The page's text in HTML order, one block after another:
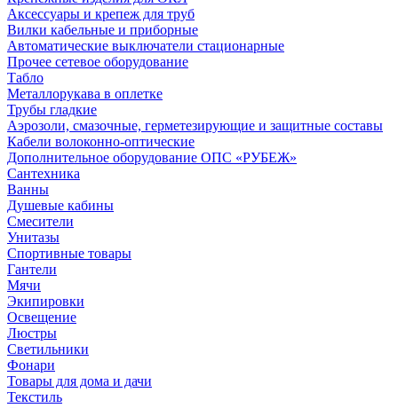
Аксессуары и крепеж для труб
Вилки кабельные и приборные
Автоматические выключатели стационарные
Прочее сетевое оборудование
Табло
Металлорукава в оплетке
Трубы гладкие
Аэрозоли, смазочные, герметезирующие и защитные составы
Кабели волоконно-оптические
Дополнительное оборудование ОПС «РУБЕЖ»
Сантехника
Ванны
Душевые кабины
Смесители
Унитазы
Спортивные товары
Гантели
Мячи
Экипировки
Освещение
Люстры
Светильники
Фонари
Товары для дома и дачи
Текстиль